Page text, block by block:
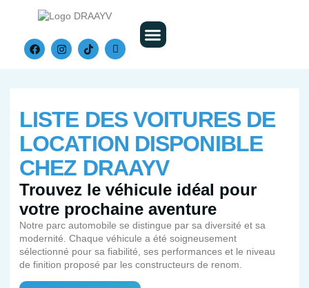
LISTE DES VOITURES DE
LOCATION DISPONIBLE
CHEZ DRAAYV
Trouvez le véhicule idéal pour
votre prochaine aventure
Notre parc automobile se distingue par sa diversité et sa
modernité. Chaque véhicule a été soigneusement
sélectionné pour sa fiabilité, ses performances et le niveau
de finition proposé par les constructeurs de renom.